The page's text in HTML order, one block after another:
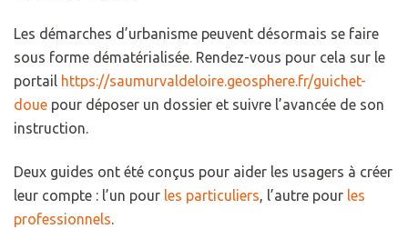
Les démarches d’urbanisme peuvent désormais se faire
sous forme dématérialisée. Rendez-vous pour cela sur le
portail https://saumurvaldeloire.geosphere.fr/guichet-
doue pour déposer un dossier et suivre l’avancée de son
instruction.
Deux guides ont été conçus pour aider les usagers à créer
leur compte : l’un pour les particuliers, l’autre pour les
professionnels.